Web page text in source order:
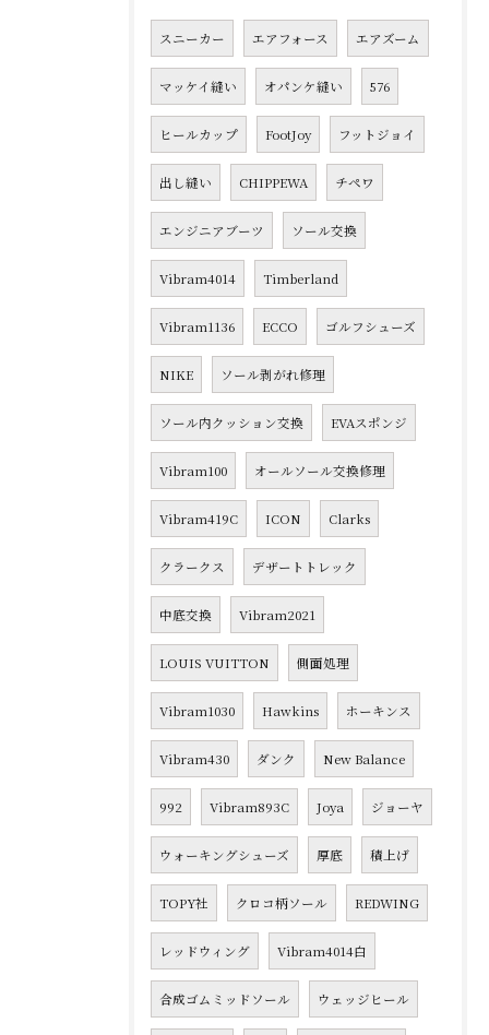
スニーカー エアフォース エアズーム
マッケイ縫い オパンケ縫い 576
ヒールカップ FootJoy フットジョイ
出し縫い CHIPPEWA チペワ
エンジニアブーツ ソール交換
Vibram4014 Timberland
Vibram1136 ECCO ゴルフシューズ
NIKE ソール剥がれ修理
ソール内クッション交換 EVAスポンジ
Vibram100 オールソール交換修理
Vibram419C ICON Clarks
クラークス デザートトレック
中底交換 Vibram2021
LOUIS VUITTON 側面処理
Vibram1030 Hawkins ホーキンス
Vibram430 ダンク New Balance
992 Vibram893C Joya ジョーヤ
ウォーキングシューズ 厚底 積上げ
TOPY社 クロコ柄ソール REDWING
レッドウィング Vibram4014白
合成ゴムミッドソール ウェッジヒール